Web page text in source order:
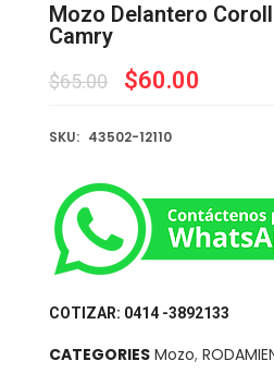
Mozo Delantero
Camry
$65.00 $60.00
SKU: 43502-12110
COTIZAR: 0414 -3892133
CATEGORIES Mozo,